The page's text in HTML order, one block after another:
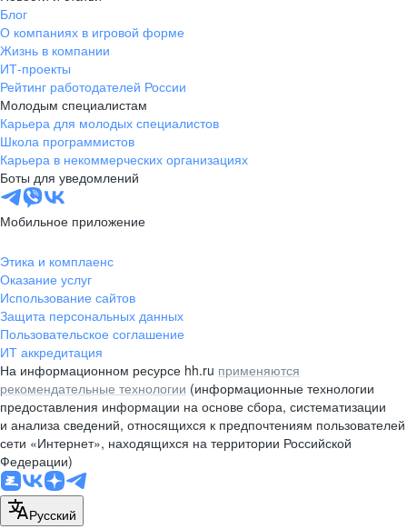
Новосибирск
ул. Большевистская, д. 35,
помещение 21
+7 383 207-94-64
pr@nsk.hh.ru
Минск
пр-т Дзержинского, д. 57,
10 этаж, помещение 45-1
pr@rabota.by
Алматы
пр. Абая, д. 151, БЦ Алатау,
12 этаж, офис 1209
+7 727 232-13-13
pr@headhunter.com.kz
Блог
О компаниях в игровой форме
Жизнь в компании
ИТ-проекты
Рейтинг работодателей России
Молодым специалистам
Карьера для молодых специалистов
Школа программистов
Карьера в некоммерческих организациях
Боты для уведомлений
Мобильное приложение
Этика и комплаенс
Оказание услуг
Использование сайтов
Защита персональных данных
Пользовательское соглашение
ИТ аккредитация
На информационном ресурсе hh.ru применяются
рекомендательные технологии (информационные технологии
предоставления информации на основе сбора, систематизации
и анализа сведений, относящихся к предпочтениям пользователей
сети «Интернет», находящихся на территории Российской
Федерации)
Русский